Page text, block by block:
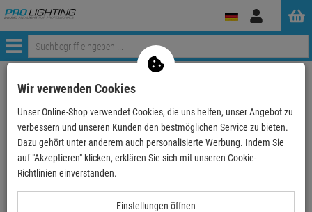
Anmelden
Menü
Weiter einkaufen ProLighting
- 5 %
Global Truss Spacer 23cm male
Wir verwenden Cookies
Unser Online-Shop verwendet Cookies, die uns helfen, unser Angebot zu
verbessern und unseren Kunden den bestmöglichen Service zu bieten.
Dazu gehört unter anderem auch personalisierte Werbung. Indem Sie
auf "Akzeptieren" klicken, erklären Sie sich mit unseren Cookie-
Richtlinien einverstanden.
Einstellungen öffnen